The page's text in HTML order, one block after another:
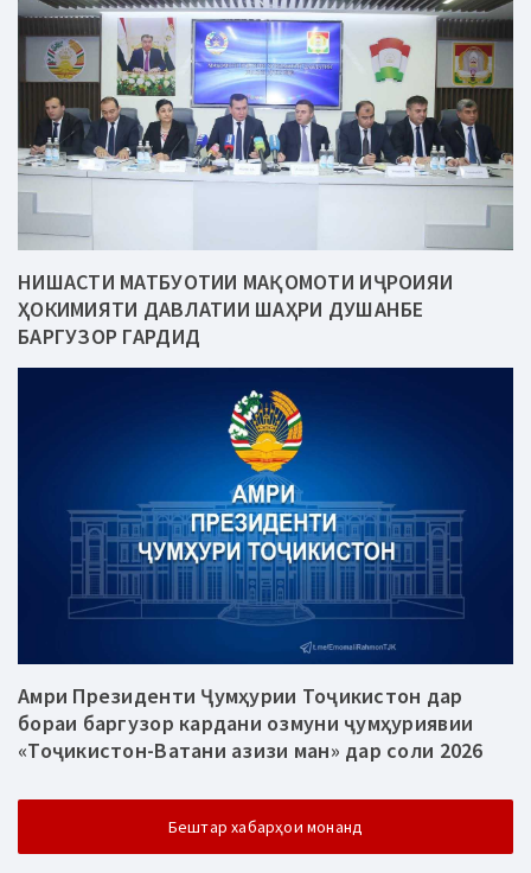
НИШАСТИ МАТБУОТИИ МАҚОМОТИ ИҶРОИЯИ
ҲОКИМИЯТИ ДАВЛАТИИ ШАҲРИ ДУШАНБЕ
БАРГУЗОР ГАРДИД
Амри Президенти Ҷумҳурии Тоҷикистон дар
бораи баргузор кардани озмуни ҷумҳуриявии
«Тоҷикистон-Ватани азизи ман» дар соли 2026
Бештар хабарҳои монанд